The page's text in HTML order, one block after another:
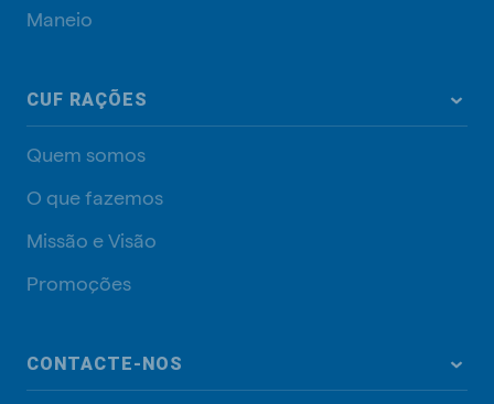
Maneio
CUF RAÇÕES
Quem somos
O que fazemos
Missão e Visão
Promoções
CONTACTE-NOS